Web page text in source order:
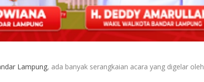
Lampung, ada banyak serangkaian acara yang digelar oleh